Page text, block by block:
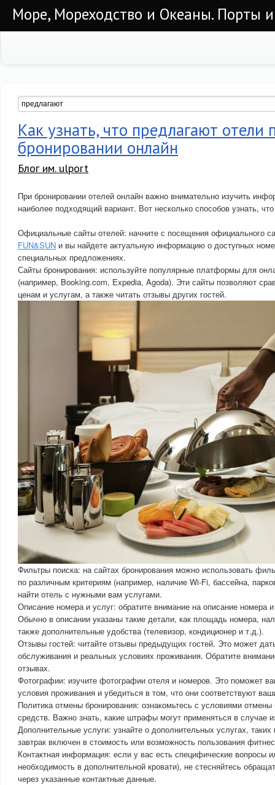
Море, Мореходство и Океаны. Порты
Как узнать, что предлагают отели
бронировании онлайн
Блог им. ulport
При бронировании отелей онлайн важно внимательно изучить
наиболее подходящий вариант. Вот несколько способов узнать,
Официальные сайты отелей: начните с посещения официального
FUN&SUN и вы найдете актуальную информацию о доступных
специальных предложениях.
Сайты бронирования: используйте популярные платформы для
(например, Booking.com, Expedia, Agoda). Эти сайты позволяют
ценам и услугам, а также читать отзывы других гостей.
Фильтры поиска: на сайтах бронирования можно использовать
по различным критериям (например, наличие Wi-Fi, бассейна,
найти отель с нужными вам услугами.
Описание номера и услуг: обратите внимание на описание номера
Обычно в описании указаны такие детали, как площадь номера,
также дополнительные удобства (телевизор, кондиционер и т.д.).
Отзывы гостей: читайте отзывы предыдущих гостей. Это может
обслуживания и реальных условиях проживания. Обратите
отзывах.
Фотографии: изучите фотографии отеля и номеров. Это поможет
условия проживания и убедиться в том, что они соответствуют
Политика отмены бронирования: ознакомьтесь с условиями отмены
средств. Важно знать, какие штрафы могут применяться в случае
Дополнительные услуги: узнайте о дополнительных услугах,
завтрак включен в стоимость или возможность пользования
Контактная информация: если у вас есть специфические вопросы
необходимость в дополнительной кровати), не стесняйтесь
через указанные контактные данные.